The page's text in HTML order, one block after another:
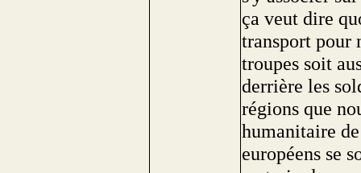
ça veut dire
transport pour
troupes soit
derrière les
régions que
humanitaire
européens se